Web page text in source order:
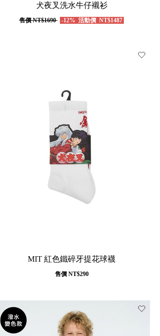
犬夜叉洗水牛仔襯衫
售價NT$1690 -12% 活動價 NT$1487
MIT 紅色鐵碎牙提花球襪
售價NT$290